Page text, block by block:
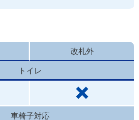
改札外
トイレ
車椅子対応